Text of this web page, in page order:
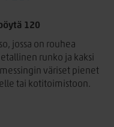
120
jossa on rouhea
runko ja kaksi
väriset pienet
tai kotitoimistoon.